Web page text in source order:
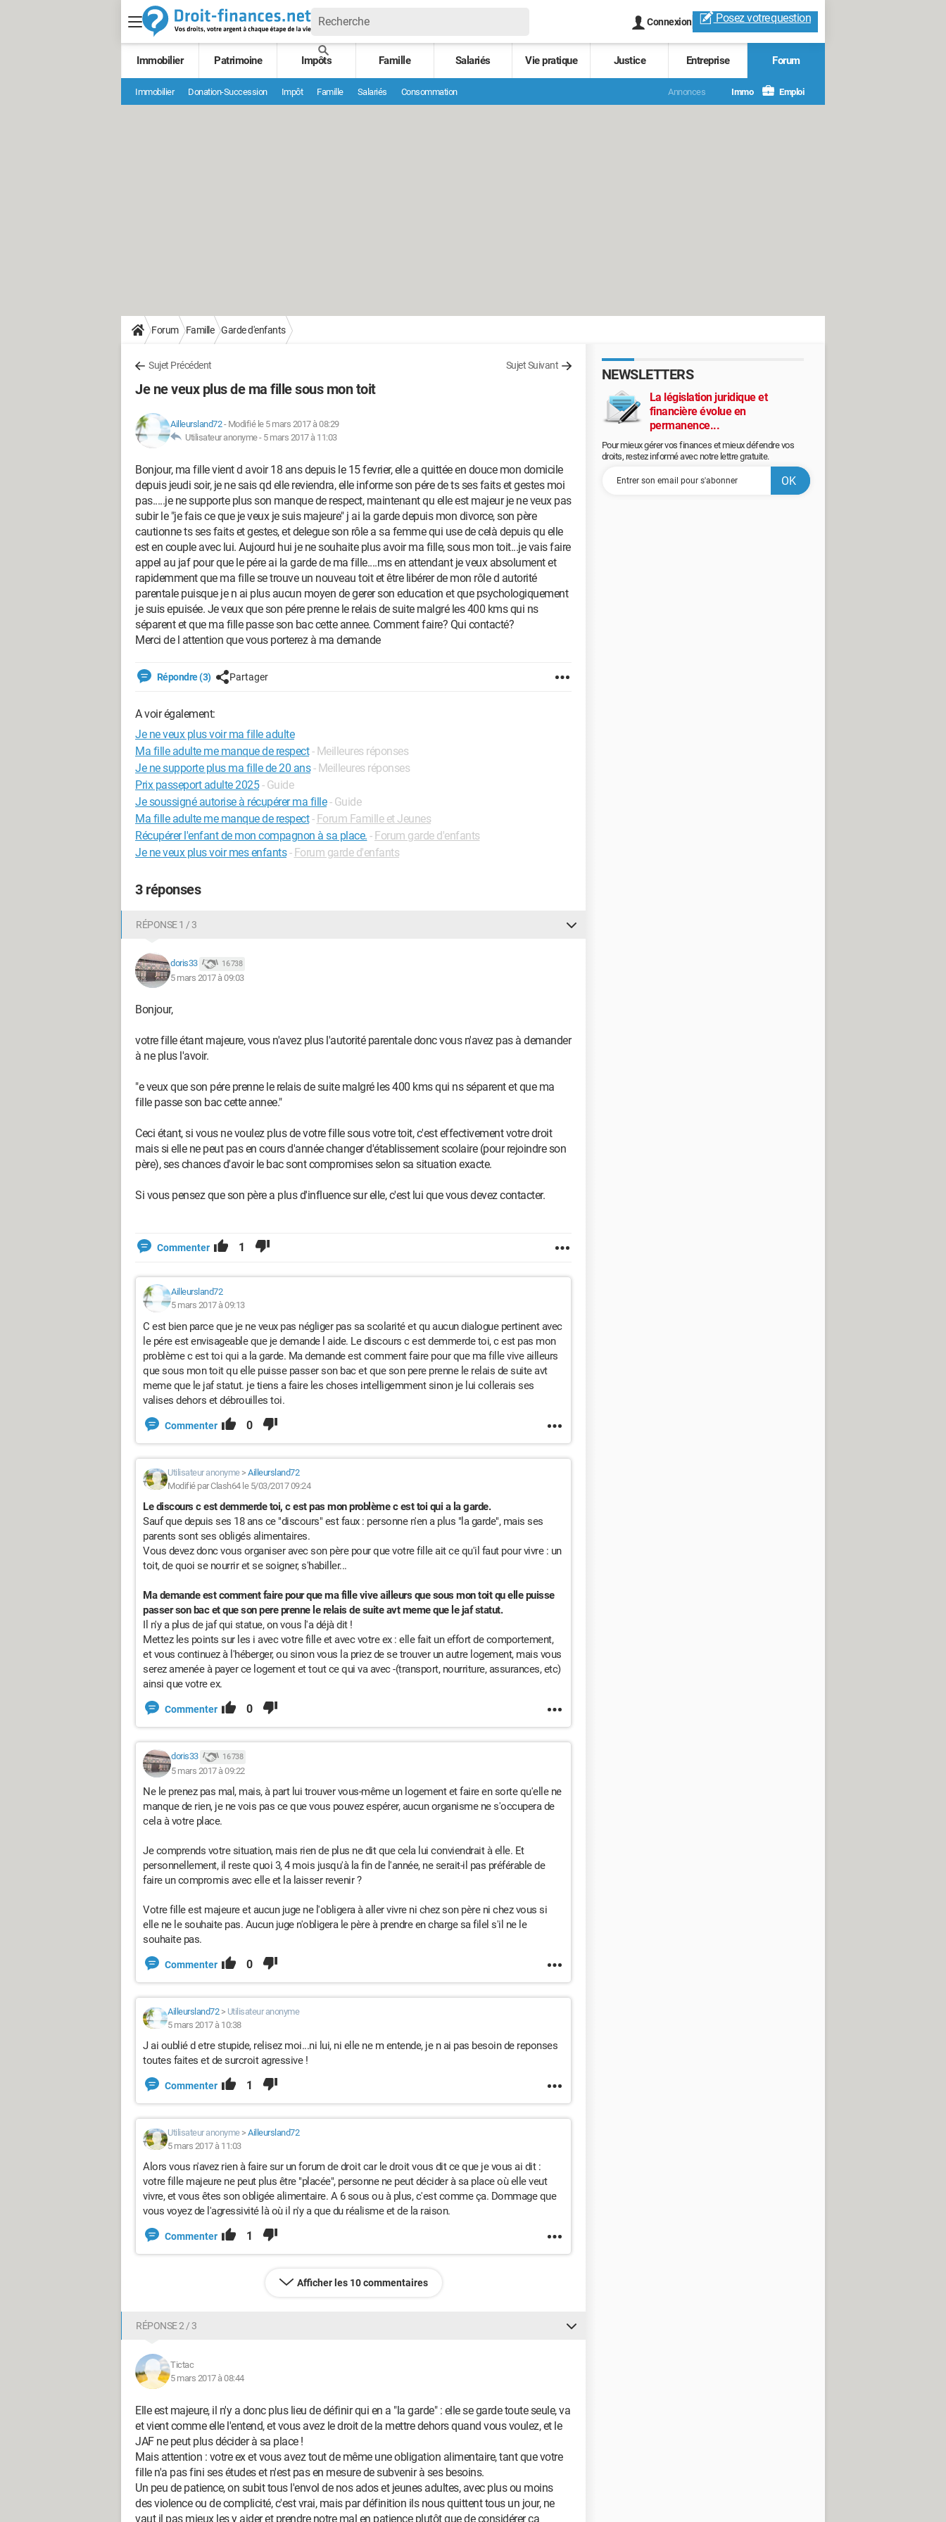
Connexion Posez votrequestion
Immobilier Patrimoine Impôts Famille Salariés Vie pratique Justice Entreprise Forum
Immobilier Donation-Succession Impôt Famille Salariés Consommation Annonces Immo Emploi
Forum Famille Garde d'enfants
Sujet Précédent Sujet Suivant
Je ne veux plus de ma fille sous mon toit
Ailleursland72- Modifié le 5 mars 2017 à 08:29
Utilisateur anonyme - 5 mars 2017 à 11:03
Bonjour, ma fille vient d avoir 18 ans depuis le 15 fevrier, elle a quittée en douce mon domicile
depuis jeudi soir, je ne sais qd elle reviendra, elle informe son pére de ts ses faits et gestes moi
pas.....je ne supporte plus son manque de respect, maintenant qu elle est majeur je ne veux pas
subir le "je fais ce que je veux je suis majeure" j ai la garde depuis mon divorce, son père
cautionne ts ses faits et gestes, et delegue son rôle a sa femme qui use de celà depuis qu elle
est en couple avec lui. Aujourd hui je ne souhaite plus avoir ma fille, sous mon toit...je vais faire
appel au jaf pour que le pére ai la garde de ma fille....ms en attendant je veux absolument et
rapidemment que ma fille se trouve un nouveau toit et être libérer de mon rôle d autorité
parentale puisque je n ai plus aucun moyen de gerer son education et que psychologiquement
je suis epuisée. Je veux que son pére prenne le relais de suite malgré les 400 kms qui ns
séparent et que ma fille passe son bac cette annee. Comment faire? Qui contacté?
Merci de l attention que vous porterez à ma demande
Répondre (3) Partager
A voir également:
Je ne veux plus voir ma fille adulte
Ma fille adulte me manque de respect - Meilleures réponses
Je ne supporte plus ma fille de 20 ans - Meilleures réponses
Prix passeport adulte 2025 - Guide
Je soussigné autorise à récupérer ma fille - Guide
Ma fille adulte me manque de respect - Forum Famille et Jeunes
Récupérer l'enfant de mon compagnon à sa place. - Forum garde d'enfants
Je ne veux plus voir mes enfants - Forum garde d'enfants
3 réponses
RÉPONSE 1 / 3
doris33 16 738
5 mars 2017 à 09:03
Bonjour,
votre fille étant majeure, vous n'avez plus l'autorité parentale donc vous n'avez pas à demander
à ne plus l'avoir.
"e veux que son pére prenne le relais de suite malgré les 400 kms qui ns séparent et que ma
fille passe son bac cette annee."
Ceci étant, si vous ne voulez plus de votre fille sous votre toit, c'est effectivement votre droit
mais si elle ne peut pas en cours d'année changer d'établissement scolaire (pour rejoindre son
père), ses chances d'avoir le bac sont compromises selon sa situation exacte.
Si vous pensez que son père a plus d'influence sur elle, c'est lui que vous devez contacter.
Commenter 1
Ailleursland72
5 mars 2017 à 09:13
C est bien parce que je ne veux pas négliger pas sa scolarité et qu aucun dialogue pertinent avec
le pére est envisageable que je demande l aide. Le discours c est demmerde toi, c est pas mon
problème c est toi qui a la garde. Ma demande est comment faire pour que ma fille vive ailleurs
que sous mon toit qu elle puisse passer son bac et que son pere prenne le relais de suite avt
meme que le jaf statut. je tiens a faire les choses intelligemment sinon je lui collerais ses
valises dehors et débrouilles toi.
Commenter 0
Utilisateur anonyme> Ailleursland72
Modifié par Clash64 le 5/03/2017 09:24
Le discours c est demmerde toi, c est pas mon problème c est toi qui a la garde.
Sauf que depuis ses 18 ans ce "discours" est faux : personne n'en a plus "la garde", mais ses
parents sont ses obligés alimentaires.
Vous devez donc vous organiser avec son père pour que votre fille ait ce qu'il faut pour vivre : un
toit, de quoi se nourrir et se soigner, s'habiller...
Ma demande est comment faire pour que ma fille vive ailleurs que sous mon toit qu elle puisse
passer son bac et que son pere prenne le relais de suite avt meme que le jaf statut.
Il n'y a plus de jaf qui statue, on vous l'a déjà dit !
Mettez les points sur les i avec votre fille et avec votre ex : elle fait un effort de comportement,
et vous continuez à l'héberger, ou sinon vous la priez de se trouver un autre logement, mais vous
serez amenée à payer ce logement et tout ce qui va avec -(transport, nourriture, assurances, etc)
ainsi que votre ex.
Commenter 0
doris33 16 738
5 mars 2017 à 09:22
Ne le prenez pas mal, mais, à part lui trouver vous-même un logement et faire en sorte qu'elle ne
manque de rien, je ne vois pas ce que vous pouvez espérer, aucun organisme ne s'occupera de
cela à votre place.
Je comprends votre situation, mais rien de plus ne dit que cela lui conviendrait à elle. Et
personnellement, il reste quoi 3, 4 mois jusqu'à la fin de l'année, ne serait-il pas préférable de
faire un compromis avec elle et la laisser revenir ?
Votre fille est majeure et aucun juge ne l'obligera à aller vivre ni chez son père ni chez vous si
elle ne le souhaite pas. Aucun juge n'obligera le père à prendre en charge sa filel s'il ne le
souhaite pas.
Commenter 0
Ailleursland72> Utilisateur anonyme
5 mars 2017 à 10:38
J ai oublié d etre stupide, relisez moi...ni lui, ni elle ne m entende, je n ai pas besoin de reponses
toutes faites et de surcroit agressive !
Commenter 1
Utilisateur anonyme> Ailleursland72
5 mars 2017 à 11:03
Alors vous n'avez rien à faire sur un forum de droit car le droit vous dit ce que je vous ai dit :
votre fille majeure ne peut plus être "placée", personne ne peut décider à sa place où elle veut
vivre, et vous êtes son obligée alimentaire. A 6 sous ou à plus, c'est comme ça. Dommage que
vous voyez de l'agressivité là où il n'y a que du réalisme et de la raison.
Commenter 1
Afficher les 10 commentaires
RÉPONSE 2 / 3
Tictac
5 mars 2017 à 08:44
Elle est majeure, il n'y a donc plus lieu de définir qui en a "la garde" : elle se garde toute seule, va
et vient comme elle l'entend, et vous avez le droit de la mettre dehors quand vous voulez, et le
JAF ne peut plus décider à sa place !
Mais attention : votre ex et vous avez tout de même une obligation alimentaire, tant que votre
fille n'a pas fini ses études et n'est pas en mesure de subvenir à ses besoins.
Un peu de patience, on subit tous l'envol de nos ados et jeunes adultes, avec plus ou moins
des violence ou de complicité, c'est vrai, mais par définition ils nous quittent tous un jour, ne
vaut il pas mieux les y aider et prendre notre mal en patience plutôt que de considérer ça
NEWSLETTERS
La législation juridique et
financière évolue en
permanence...
Pour mieux gérer vos finances et mieux défendre vos
droits, restez informé avec notre lettre gratuite.